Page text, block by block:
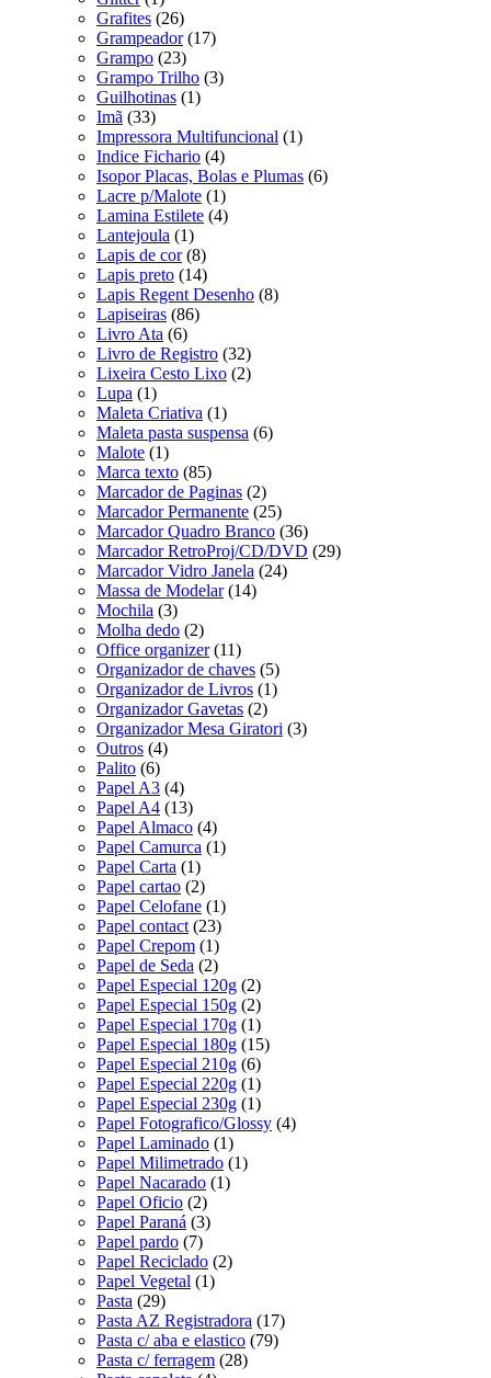
Grafites (26)
Grampeador (17)
Grampo (23)
Grampo Trilho (3)
Guilhotinas (1)
Imã (33)
Impressora Multifuncional (1)
Indice Fichario (4)
Isopor Placas, Bolas e Plumas (6)
Lacre p/Malote (1)
Lamina Estilete (4)
Lantejoula (1)
Lapis de cor (8)
Lapis preto (14)
Lapis Regent Desenho (8)
Lapiseiras (86)
Livro Ata (6)
Livro de Registro (32)
Lixeira Cesto Lixo (2)
Lupa (1)
Maleta Criativa (1)
Maleta pasta suspensa (6)
Malote (1)
Marca texto (85)
Marcador de Paginas (2)
Marcador Permanente (25)
Marcador Quadro Branco (36)
Marcador RetroProj/CD/DVD (29)
Marcador Vidro Janela (24)
Massa de Modelar (14)
Mochila (3)
Molha dedo (2)
Office organizer (11)
Organizador de chaves (5)
Organizador de Livros (1)
Organizador Gavetas (2)
Organizador Mesa Giratori (3)
Outros (4)
Palito (6)
Papel A3 (4)
Papel A4 (13)
Papel Almaco (4)
Papel Camurca (1)
Papel Carta (1)
Papel cartao (2)
Papel Celofane (1)
Papel contact (23)
Papel Crepom (1)
Papel de Seda (2)
Papel Especial 120g (2)
Papel Especial 150g (2)
Papel Especial 170g (1)
Papel Especial 180g (15)
Papel Especial 210g (6)
Papel Especial 220g (1)
Papel Especial 230g (1)
Papel Fotografico/Glossy (4)
Papel Laminado (1)
Papel Milimetrado (1)
Papel Nacarado (1)
Papel Oficio (2)
Papel Paraná (3)
Papel pardo (7)
Papel Reciclado (2)
Papel Vegetal (1)
Pasta (29)
Pasta AZ Registradora (17)
Pasta c/ aba e elastico (79)
Pasta c/ ferragem (28)